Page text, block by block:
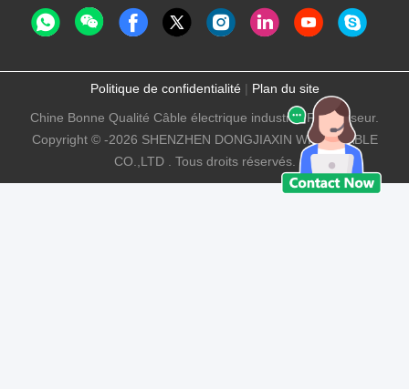
Politique de confidentialité| Plan du site
Chine Bonne Qualité Câble électrique industriel Fournisseur.
Copyright © -2026 SHENZHEN DONGJIAXIN WIRE&CABLE
CO.,LTD . Tous droits réservés.